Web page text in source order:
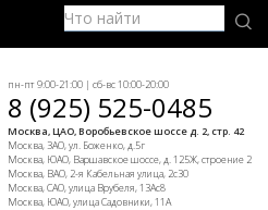
пн-пт 9:00-21:00 | сб-вс 10:00-20:00
8 (925) 525-0485
Москва, ЦАО, Воробьевское шоссе д. 2, стр. 42
Москва, ЗАО, ул. Боженко, д.5г
Москва, ЮАО, Варшавское шоссе, д. 125Ж, строение 2
Москва, ВАО, 2-я Кабельная улица, 2с30
Москва, САО, улица Врубеля, 13Ас8
Москва, ЮАО, улица Садовники, 11А